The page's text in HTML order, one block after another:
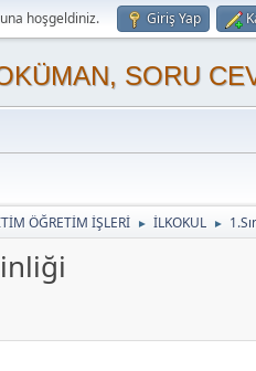
hoşgeldiniz. Giriş Yap
SORU
ÖĞRETİM İŞLERİ ► İLKOKUL ►